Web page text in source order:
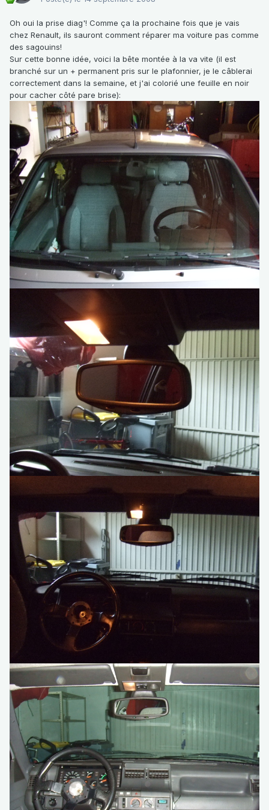
Oh oui la prise diag'! Comme ça la prochaine fois que je vais
chez Renault, ils sauront comment réparer ma voiture pas comme
des sagouins!
Sur cette bonne idée, voici la bête montée à la va vite (il est
branché sur un + permanent pris sur le plafonnier, je le câblerai
correctement dans la semaine, et j'ai colorié une feuille en noir
pour cacher côté pare brise):